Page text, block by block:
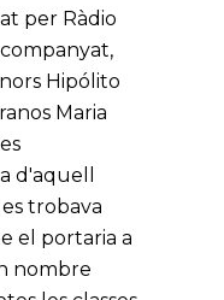
per Ràdio
Hipólito
Maria
d'aquell
trobava
el portaria a
nombre